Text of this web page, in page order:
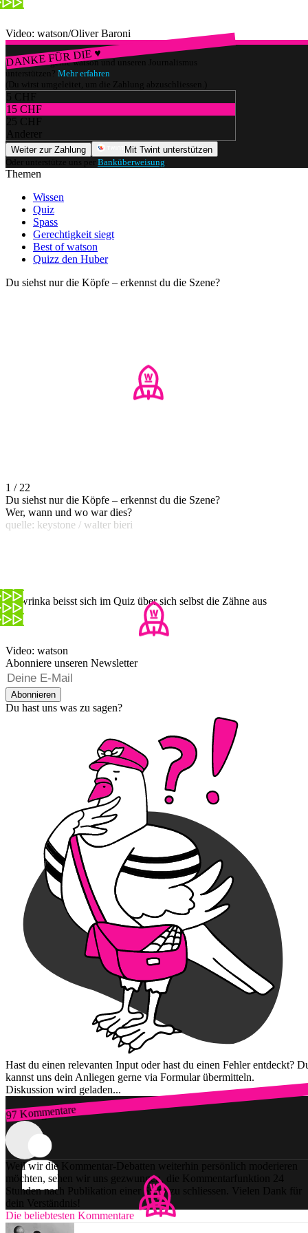
Video: watson/Oliver Baroni
DANKE FÜR DIE ♥
Würdest du gerne watson und unseren Journalismus
unterstützen? Mehr erfahren
(Du wirst umgeleitet, um die Zahlung abzuschliessen.)
5 CHF
15 CHF
25 CHF
Anderer
Weiter zur Zahlung
Mit Twint unterstützen
Oder unterstütze uns per Banküberweisung
Themen
Wissen
Quiz
Spass
Gerechtigkeit siegt
Best of watson
Quizz den Huber
Du siehst nur die Köpfe – erkennst du die Szene?
1 / 22
Du siehst nur die Köpfe – erkennst du die Szene?
Wer, wann und wo war dies?
quelle: keystone / walter bieri
Wawrinka beisst sich im Quiz über sich selbst die Zähne aus
Video: watson
Abonniere unseren Newsletter
Abonnieren
Du hast uns was zu sagen?
Hast du einen relevanten Input oder hast du einen Fehler entdeckt?
kannst uns dein Anliegen gerne via Formular übermitteln.
Diskussion wird geladen...
97 Kommentare
Zum Login
Weil wir die Kommentar-Debatten weiterhin persönlich moderieren
möchten, sehen wir uns gezwungen, die Kommentarfunktion 24
Stunden nach Publikation einer Story zu schliessen. Vielen Dank für
dein Verständnis!
Die beliebtesten Kommentare